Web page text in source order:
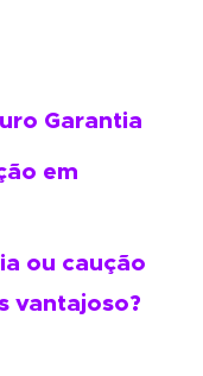
Garantia
em
ou caução
vantajoso?